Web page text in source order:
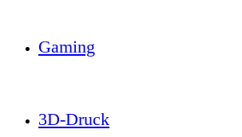
Gaming
3D-Druck